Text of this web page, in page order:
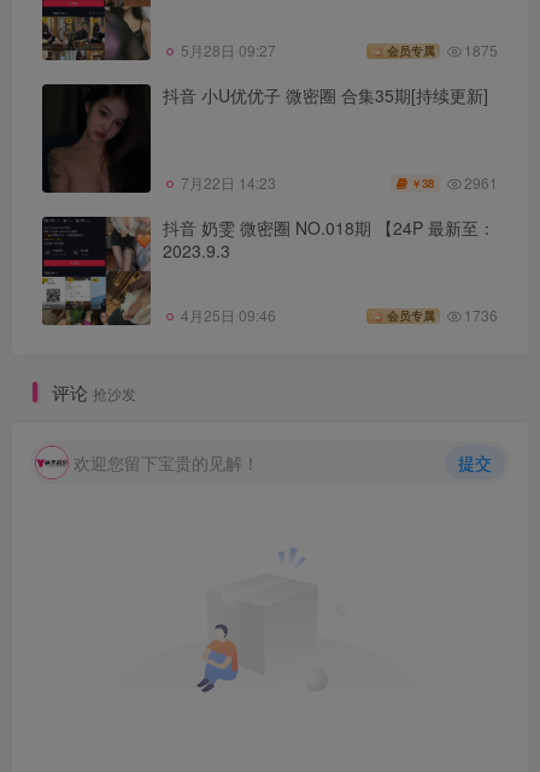
5月28日 09:27 会员专属 1875
抖音 小U优优子 微密圈 合集35期[持续更新]
7月22日 14:23 ￥38 2961
抖音 奶雯 微密圈 NO.018期 【24P 最新至：
2023.9.3
4月25日 09:46 会员专属 1736
评论 抢沙发
欢迎您留下宝贵的见解！ 提交